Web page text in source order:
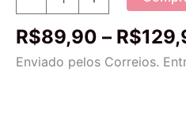
Antiaderente
Air
|
R$89,90 – R$
Enviado pelos Correios.